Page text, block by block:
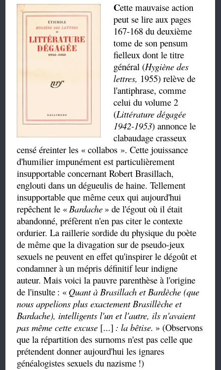
Cette mauvaise action
peut se lire aux pages
167-168 du deuxième
tome de son pensum
fielleux dont le titre
général (Hygiène des
lettres, 1955) relève de
l'antiphrase, comme
celui du volume 2
(Littérature dégagée
1942-1953) annonce le
clabaudage crasseux
censé éreinter les «collabos ». Cette jouissance
d'humilier impunément est particulièrement
insupportable concernant Robert Brasillach,
englouti dans un dégueulis de haine. Tellement
insupportable que même ceux qui aujourd'hui
repêchent le «Bardache » de l'égout où il était
abandonné, préfèrent n'en pas citer le contexte
ordurier. La raillerie sordide du physique du poète
de même que la divagation sur de pseudo-jeux
sexuels ne peuvent en effet qu'inspirer le dégoût et
condamner à un mépris définitif leur indigne
auteur. Mais voici la pauvre parenthèse à l'origine
de l'insulte : « Quant à Brasillach et Bardèche (que
nous appelions plus exactement Brasillèche et
Bardache), intelligents l'un et l'autre, ils n'avaient
pas même cette excuse [...] : la bêtise. » (Observons
que la répartition des surnoms n'est pas celle que
prétendent donner aujourd'hui les ignares
généalogistes sexuels du nazisme !)